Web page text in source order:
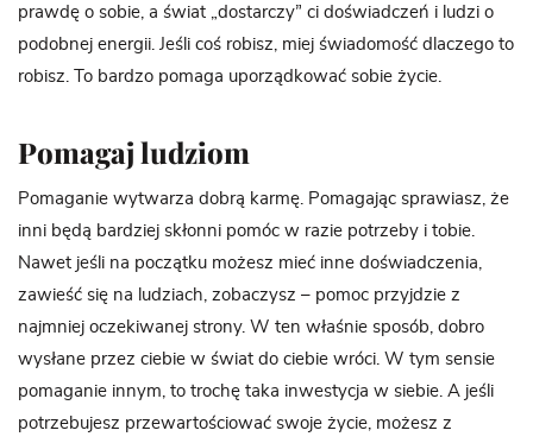
prawdę o sobie, a świat „dostarczy” ci doświadczeń i ludzi o
podobnej energii. Jeśli coś robisz, miej świadomość dlaczego to
robisz. To bardzo pomaga uporządkować sobie życie.
Pomagaj ludziom
Pomaganie wytwarza dobrą karmę. Pomagając sprawiasz, że
inni będą bardziej skłonni pomóc w razie potrzeby i tobie.
Nawet jeśli na początku możesz mieć inne doświadczenia,
zawieść się na ludziach, zobaczysz – pomoc przyjdzie z
najmniej oczekiwanej strony. W ten właśnie sposób, dobro
wysłane przez ciebie w świat do ciebie wróci. W tym sensie
pomaganie innym, to trochę taka inwestycja w siebie. A jeśli
potrzebujesz przewartościować swoje życie, możesz z